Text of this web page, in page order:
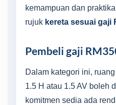
kemampuan dan
rujuk kereta sesuai gaji
Pembeli gaji
Dalam kategori ini,
1.5 H atau 1.5 AV boleh
komitmen sedia ada